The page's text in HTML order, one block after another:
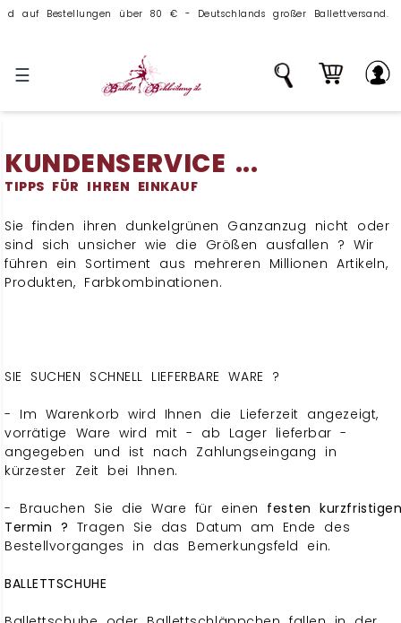
auf Bestellungen über 80 € - Deutschlands großer Ballettversand.
☰
KUNDENSERVICE ...
TIPPS FÜR IHREN EINKAUF
Sie finden ihren dunkelgrünen Ganzanzug nicht oder
sind sich unsicher wie die Größen ausfallen ? Wir
führen ein Sortiment aus mehreren Millionen Artikeln,
Produkten, Farbkombinationen.
SIE SUCHEN SCHNELL LIEFERBARE WARE ?
- Im Warenkorb wird Ihnen die Lieferzeit angezeigt,
vorrätige Ware wird mit - ab Lager lieferbar -
angegeben und ist nach Zahlungseingang in
kürzester Zeit bei Ihnen.
- Brauchen Sie die Ware für einen festen
Termin ? Tragen Sie das Datum am Ende des
Bestellvorganges in das Bemerkungsfeld ein.
BALLETTSCHUHE